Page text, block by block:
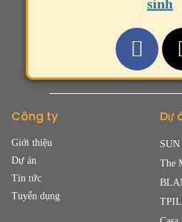
sinh
Công ty
Giới thiệu
Dự án
Tin tức
Tuyển dụng
Dự
The